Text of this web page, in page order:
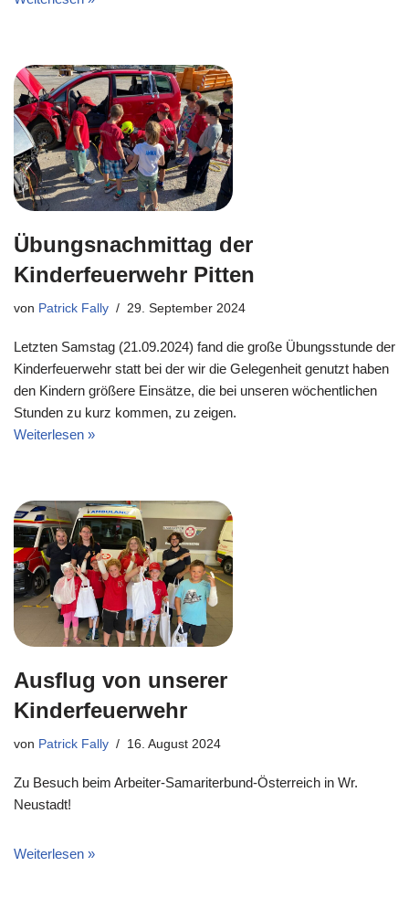
Übungsnachmittag der
Kinderfeuerwehr Pitten
von Patrick Fally 29. September 2024
Letzten Samstag (21.09.2024) fand die große Übungsstunde der
Kinderfeuerwehr statt bei der wir die Gelegenheit genutzt haben
den Kindern größere Einsätze, die bei unseren wöchentlichen
Stunden zu kurz kommen, zu zeigen.
Weiterlesen »
Ausflug von unserer
Kinderfeuerwehr
von Patrick Fally 16. August 2024
Zu Besuch beim Arbeiter-Samariterbund-Österreich in Wr.
Neustadt!
Weiterlesen »